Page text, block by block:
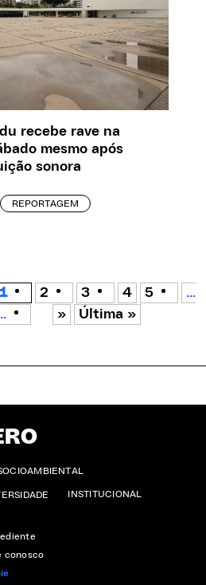
recebe rave na
mesmo após
sonora
REPORTAGEM
1 2 3 4 5
...
» Última »
INSTITUCIONAL
conosco